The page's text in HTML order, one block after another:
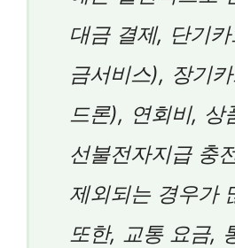
대금 결제, 단기
금서비스), 장기
드론), 연회비, 상
선불전자지급 충
제외되는 경우가
또한, 교통 요금,